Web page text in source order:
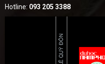
Hotline: 093 205 3388